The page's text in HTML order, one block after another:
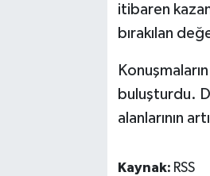
itibaren
bırakılan
buluşturdu.
alanlarının
Kaynak: RSS